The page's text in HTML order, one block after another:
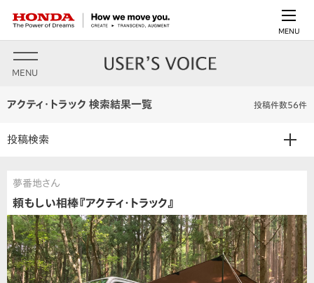
MENU
MENU
アクティ・トラック 検索結果一覧 投稿件数56件
投稿検索
夢番地さん
頼もしい相棒『アクティ・トラック』